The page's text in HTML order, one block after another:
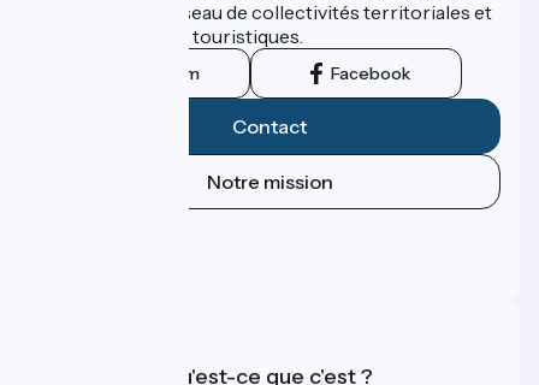
promu par un réseau de collectivités territoriales et
leurs institutions touristiques.
Instagram Facebook
Contact
Notre mission
Accueil Vélo qu'est-ce que c'est ?